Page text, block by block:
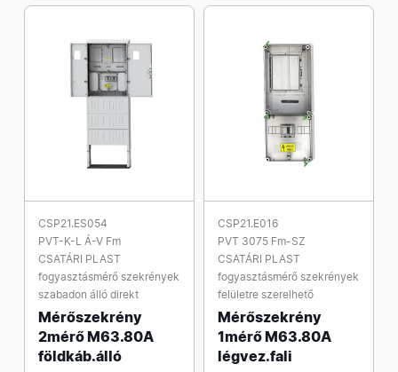
CSP21.ES054
PVT-K-L Á-V Fm
CSATÁRI PLAST
fogyasztásmérő szekrények
szabadon álló direkt
Mérőszekrény
2mérő M63.80A
földkáb.álló
CSP21.E016
PVT 3075 Fm-SZ
CSATÁRI PLAST
fogyasztásmérő szekrények
felületre szerelhető
Mérőszekrény
1mérő M63.80A
légvez.fali